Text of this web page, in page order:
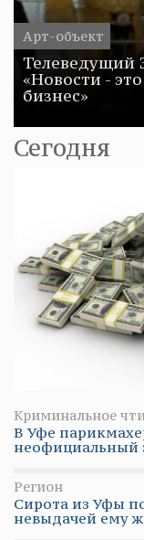
Арт-объект
Телеведущий
«Новости -
бизнес»
Сегодня
Криминальное
В Уфе
неофициальный
Регион
Сирота из Уфы
невыдачей ему